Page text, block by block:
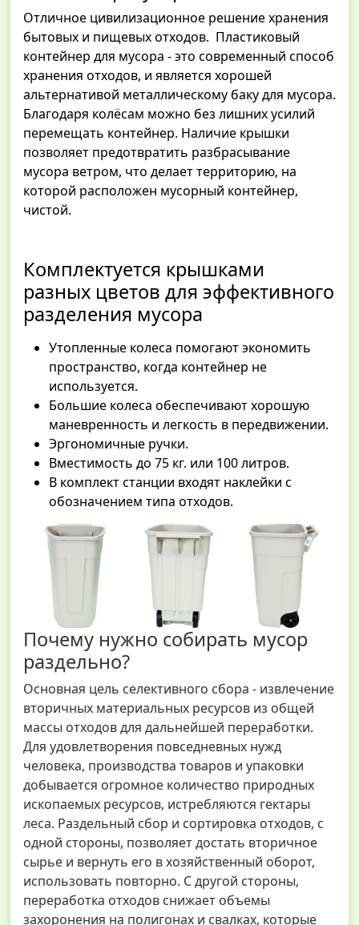
Отличное цивилизационное решение хранения
бытовых и пищевых отходов. Пластиковый
контейнер для мусора - это современный способ
хранения отходов, и является хорошей
альтернативой металлическому баку для мусора.
Благодаря колёсам можно без лишних усилий
перемещать контейнер. Наличие крышки
позволяет предотвратить разбрасывание
мусора ветром, что делает территорию, на
которой расположен мусорный контейнер,
чистой.
Комплектуется крышками
разных цветов для эффективного
разделения мусора
Утопленные колеса помогают экономить
пространство, когда контейнер не
используется.
Большие колеса обеспечивают хорошую
маневренность и легкость в передвижении.
Эргономичные ручки.
Вместимость до 75 кг. или 100 литров.
В комплект станции входят наклейки с
обозначением типа отходов.
Почему нужно собирать мусор
раздельно?
Основная цель селективного сбора - извлечение
вторичных материальных ресурсов из общей
массы отходов для дальнейшей переработки.
Для удовлетворения повседневных нужд
человека, производства товаров и упаковки
добывается огромное количество природных
ископаемых ресурсов, истребляются гектары
леса. Раздельный сбор и сортировка отходов, с
одной стороны, позволяет достать вторичное
сырье и вернуть его в хозяйственный оборот,
использовать повторно. С другой стороны,
переработка отходов снижает объемы
захоронения на полигонах и свалках, которые